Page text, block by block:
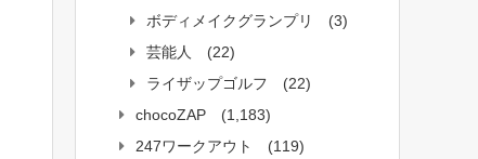
ボディメイクグランプリ
(3)
芸能人
(22)
ライザップゴルフ
(22)
chocoZAP
(1,183)
247ワークアウト
(119)